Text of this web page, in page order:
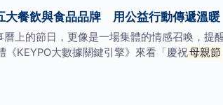
大餐飲與食品品牌 用公益行動傳遞溫暖
曆上的節日，更像是一場集體的情感召喚，提
KEYPO大數據關鍵引擎》來看「慶祝母親節